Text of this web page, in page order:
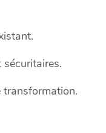
transformation.